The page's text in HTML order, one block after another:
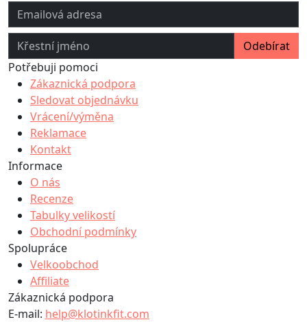
Potřebuji pomoci
Zákaznická podpora
Sledovat objednávku
Vrácení/výměna
Reklamace
Kontakt
Informace
O nás
Recenze
Tabulky velikostí
Obchodní podmínky
Spolupráce
Velkoobchod
Affiliate
Zákaznická podpora
E-mail: help@klotinkfit.com
Emailová adresa
Křestní jméno Odebírat